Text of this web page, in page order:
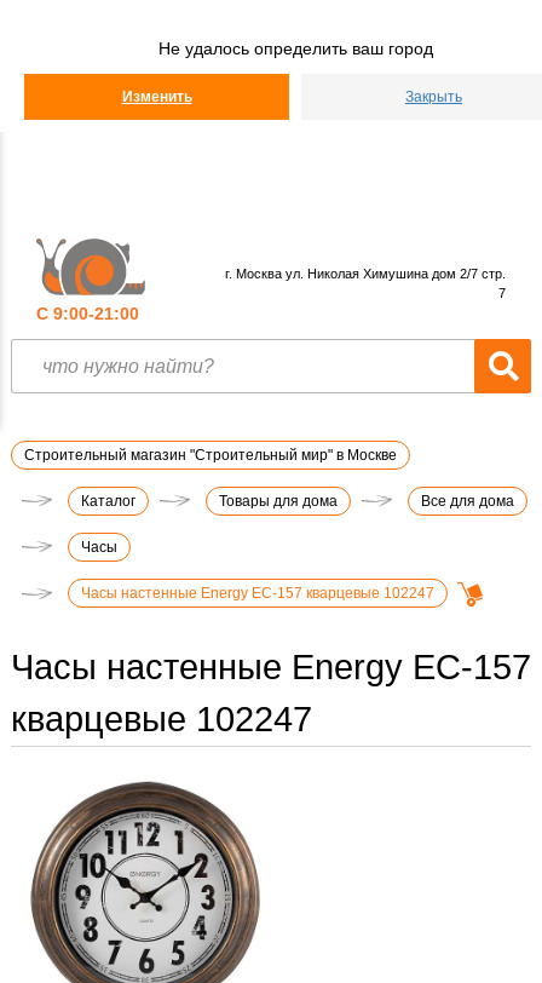
Не удалось определить ваш город
Изменить Закрыть
С 9:00-21:00
г. Москва ул. Николая Химушина дом 2/7 стр.
7
Строительный магазин "Строительный мир" в Москве
Каталог Товары для дома Все для дома
Часы
Часы настенные Energy ЕС-157 кварцевые 102247
Часы настенные Energy ЕС-157
кварцевые 102247